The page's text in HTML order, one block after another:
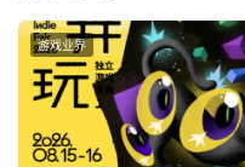
站
中
游戏业界